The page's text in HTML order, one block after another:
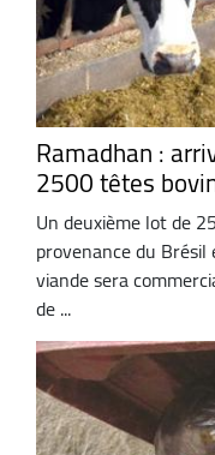
Ramadhan :
2500 têtes
Un deuxième lot de
provenance du
viande sera
de ...